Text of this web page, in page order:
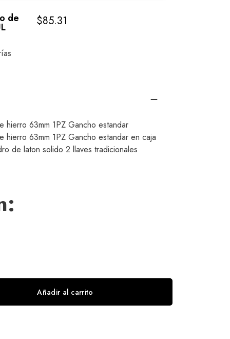
de $85.31
hierro 63mm 1PZ Gancho estandar
hierro 63mm 1PZ Gancho estandar en caja
de laton solido 2 llaves tradicionales
Añadir al carrito